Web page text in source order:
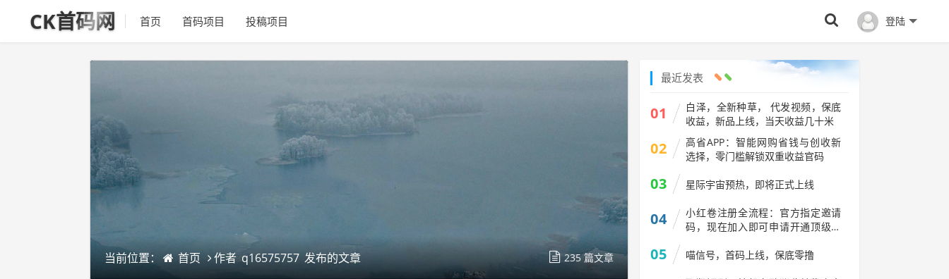
CK首码网 登陆
首页 首码项目 投稿项目
当前位置： 首页 作者 q16575757 发布的文章 235 篇文章
最近发表
01
白泽，全新种草， 代发视频，保底
收益，新品上线，当天收益几十米
02
高省APP：智能网购省钱与创收新
选择，零门槛解锁双重收益官码
03 星际宇宙预热，即将正式上线
04
小红卷注册全流程：官方指定邀请
码，现在加入即可申请开通顶级代
05 喵信号，首码上线，保底零撸